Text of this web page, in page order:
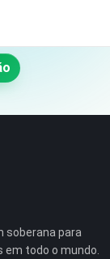
soberana para
em todo o mundo.